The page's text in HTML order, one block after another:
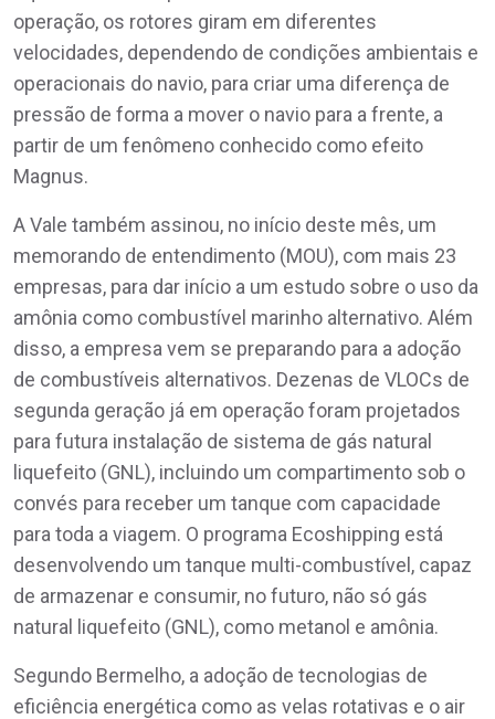
operação, os rotores giram em diferentes
velocidades, dependendo de condições ambientais e
operacionais do navio, para criar uma diferença de
pressão de forma a mover o navio para a frente, a
partir de um fenômeno conhecido como efeito
Magnus.
A Vale também assinou, no início deste mês, um
memorando de entendimento (MOU), com mais 23
empresas, para dar início a um estudo sobre o uso da
amônia como combustível marinho alternativo. Além
disso, a empresa vem se preparando para a adoção
de combustíveis alternativos. Dezenas de VLOCs de
segunda geração já em operação foram projetados
para futura instalação de sistema de gás natural
liquefeito (GNL), incluindo um compartimento sob o
convés para receber um tanque com capacidade
para toda a viagem. O programa Ecoshipping está
desenvolvendo um tanque multi-combustível, capaz
de armazenar e consumir, no futuro, não só gás
natural liquefeito (GNL), como metanol e amônia.
Segundo Bermelho, a adoção de tecnologias de
eficiência energética como as velas rotativas e o air